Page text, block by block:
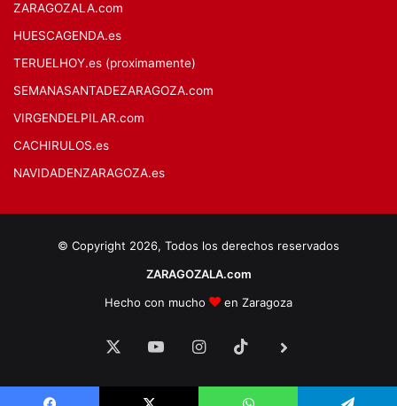
ZARAGOZALA.com
HUESCAGENDA.es
TERUELHOY.es (proximamente)
SEMANASANTADEZARAGOZA.com
VIRGENDELPILAR.com
CACHIRULOS.es
NAVIDADENZARAGOZA.es
© Copyright 2026, Todos los derechos reservados
ZARAGOZALA.com
Hecho con mucho
en Zaragoza
YouTubeInstagram
TikTok